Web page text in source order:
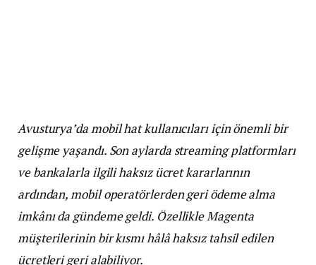
Avusturya’da mobil hat kullanıcıları için önemli bir
gelişme yaşandı. Son aylarda streaming platformları
ve bankalarla ilgili haksız ücret kararlarının
ardından, mobil operatörlerden geri ödeme alma
imkânı da gündeme geldi. Özellikle Magenta
müşterilerinin bir kısmı hâlâ haksız tahsil edilen
ücretleri geri alabiliyor.